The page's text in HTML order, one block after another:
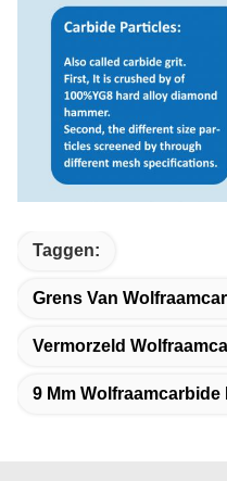
Taggen:
Grens Van
Vermorzeld
9 Mm Wolfraamcarbide